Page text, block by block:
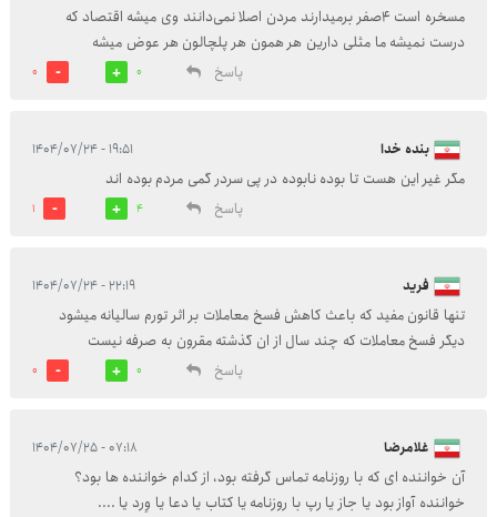
مسخره است 4صفر برمیدارند مردن اصلا نمی‌دانند وی میشه اقتصاد که
درست نمیشه ما مثلی دارین هر همون هر پلچالون هر عوض میشه
پاسخ
0
0
بنده خدا ۱۹:۵۱ - ۱۴۰۴/۰۷/۲۴
مگر غیر این هست تا بوده نابوده در پی سردر گمی مردم بوده اند
پاسخ
4
1
فرید ۲۲:۱۹ - ۱۴۰۴/۰۷/۲۴
تنها قانون مفید ‌که باعث کاهش فسخ معاملات بر اثر تورم سالیانه میشود
دیگر فسخ معاملات که چند سال از ان گذشته مقرون به صرفه نیست
پاسخ
0
0
غلامرضا ۰۷:۱۸ - ۱۴۰۴/۰۷/۲۵
آن خواننده ای که با روزنامه تماس گرفته بود، از کدام خواننده ها بود؟
خواننده آواز بود یا جاز یا رپ با روزنامه یا کتاب یا دعا یا وِرد یا ....